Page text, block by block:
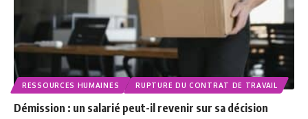
RESSOURCES HUMAINES RUPTURE DU CONTRAT DE TRAVAIL
Démission : un salarié peut-il revenir sur sa décision